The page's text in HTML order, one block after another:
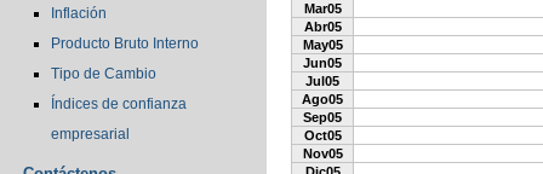
Inflación
Producto Bruto Interno
Tipo de Cambio
Índices de confianza
empresarial
Mar05
Abr05
May05
Jun05
Jul05
Ago05
Sep05
Oct05
Nov05